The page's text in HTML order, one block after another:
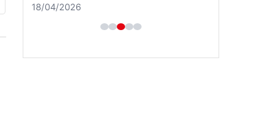
18/04/2026